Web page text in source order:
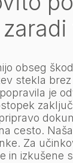
obseg
stekla
je
cesto.
Za
in izkušene